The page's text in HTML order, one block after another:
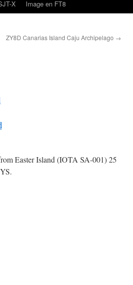
X Image en FT8
ZY8D Canarias Island Caju Archipelago →
Easter Island (IOTA SA-001) 25